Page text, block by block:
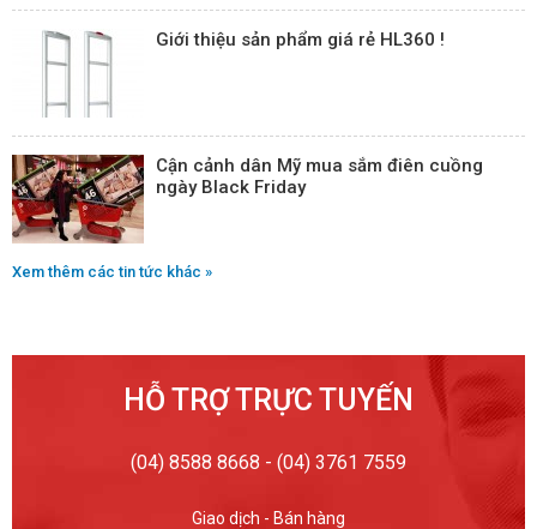
Giới thiệu sản phẩm giá rẻ HL360 !
Cận cảnh dân Mỹ mua sắm điên cuồng
ngày Black Friday
Xem thêm các tin tức khác »
HỖ TRỢ TRỰC TUYẾN
(04) 8588 8668 - (04) 3761 7559
Giao dịch - Bán hàng